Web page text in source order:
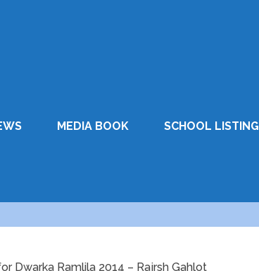
MEDIA BOOK SCHOOL LISTING
Dwarka Ramlila 2014 – Rajrsh Gahlot